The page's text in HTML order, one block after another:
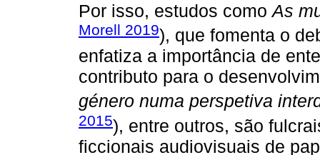
Por isso, estudos comoAs
Morell 2019), que fomenta o
enfatiza a importância de
contributo para o
género numa perspetiva
2015), entre outros, são
ficcionais audiovisuais de